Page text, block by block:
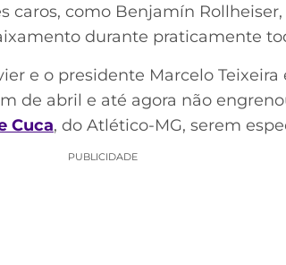
caros, como Benjamín
durante praticamente
e o presidente Marcelo Teixeira
de abril e até agora não
Cuca, do Atlético-MG, serem
PUBLICIDADE